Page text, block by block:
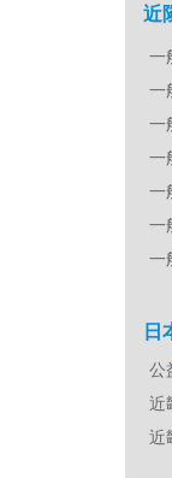
近
一
一
一
一
一
一
一
日
公
近
近